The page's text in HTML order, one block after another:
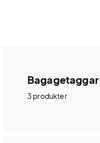
Bagagetaggar
3 produkter